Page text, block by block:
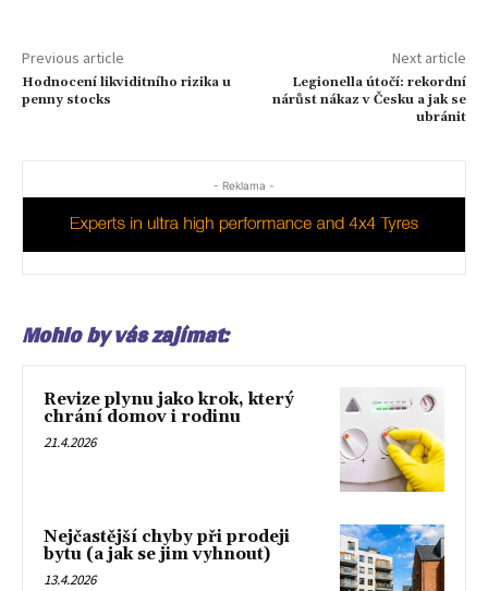
Previous article
Hodnocení likviditního rizika u
penny stocks
Next article
Legionella útočí: rekordní
nárůst nákaz v Česku a jak se
ubránit
- Reklama -
Mohlo by vás zajímat:
Revize plynu jako krok, který
chrání domov i rodinu
21.4.2026
Nejčastější chyby při prodeji
bytu (a jak se jim vyhnout)
13.4.2026